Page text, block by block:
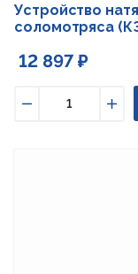
Устройство
соломотряса
12 897 ₽